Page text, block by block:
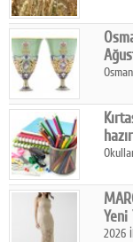
sanat
Yeni
2026